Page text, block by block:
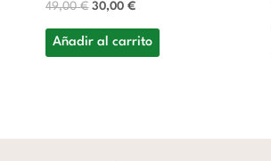
49,00€ 30,00€
Añadir al carrito